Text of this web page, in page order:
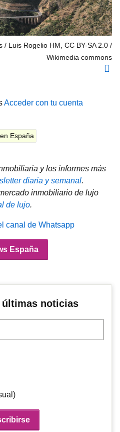
/ Luis Rogelio HM, CC BY-SA 2.0
Wikimedia commons
Acceder con tu cuenta
España
y los informes más
diaria y semanal.
inmobiliario de lujo
de lujo.
canal de Whatsapp
España
noticias